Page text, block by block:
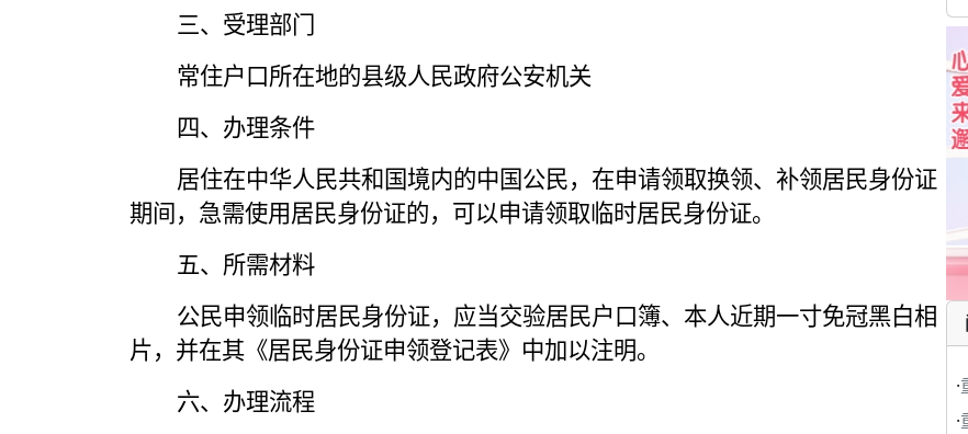
三、受理部门
常住户口所在地的县级人民政府公安机关
四、办理条件
居住在中华人民共和国境内的中国公民，在申请领取换领、补领居民身份证
期间，急需使用居民身份证的，可以申请领取临时居民身份证。
五、所需材料
公民申领临时居民身份证，应当交验居民户口簿、本人近期一寸免冠黑白相
片，并在其《居民身份证申领登记表》中加以注明。
六、办理流程
·
·